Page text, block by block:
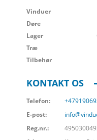
Vinduer
Døre
Lager
Træ
Tilbehør
KONTAKT OS
Telefon:
E-post:
Reg.nr.: